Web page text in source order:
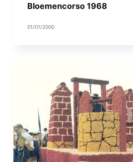
Bloemencorso 1968
01/01/2000